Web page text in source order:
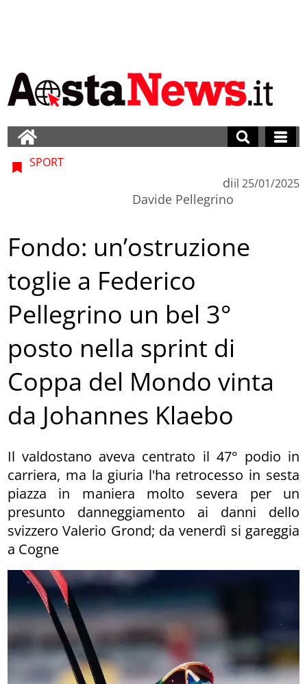
SPORT
di
Davide Pellegrino
il 25/01/2025
Fondo: un’ostruzione
toglie a Federico
Pellegrino un bel 3°
posto nella sprint di
Coppa del Mondo vinta
da Johannes Klaebo
Il valdostano aveva centrato il 47° podio in
carriera, ma la giuria l'ha retrocesso in sesta
piazza in maniera molto severa per un
presunto danneggiamento ai danni dello
svizzero Valerio Grond; da venerdì si gareggia
a Cogne